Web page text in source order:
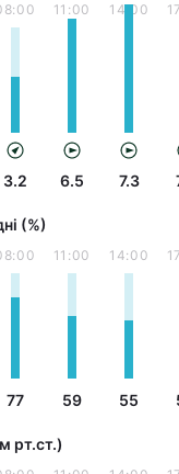
3.2
11:00
6.5
14:00
7.3
(%)
77
11:00
59
14:00
55
рт.ст.)